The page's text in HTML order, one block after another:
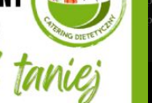
–Najlepsza dieta